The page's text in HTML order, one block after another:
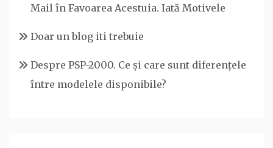
Mail în Favoarea Acestuia. Iată Motivele
Doar un blog iti trebuie
Despre PSP-2000. Ce și care sunt diferențele
între modelele disponibile?